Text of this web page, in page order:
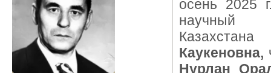
осень 2025
научный
Каукеновна,
Нурлан